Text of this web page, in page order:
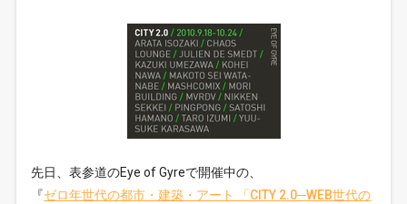
先日、表参道のEye of Gyreで開催中の、
『ゼロ年世代の都市・建築・アート 「CITY 2.0─WEB世代の